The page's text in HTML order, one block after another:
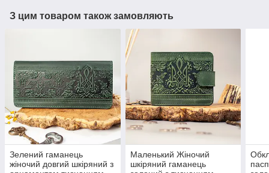
З цим товаром також замовляють
Зелений гаманець
жіночий довгий шкіряний з
Маленький Жіночий
шкіряний гаманець